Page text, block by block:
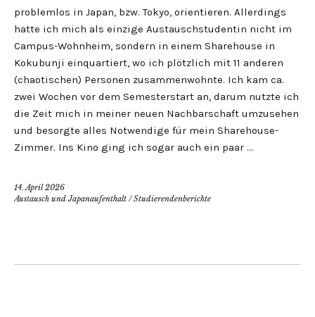
problemlos in Japan, bzw. Tokyo, orientieren. Allerdings
hatte ich mich als einzige Austauschstudentin nicht im
Campus-Wohnheim, sondern in einem Sharehouse in
Kokubunji einquartiert, wo ich plötzlich mit 11 anderen
(chaotischen) Personen zusammenwohnte. Ich kam ca.
zwei Wochen vor dem Semesterstart an, darum nutzte ich
die Zeit mich in meiner neuen Nachbarschaft umzusehen
und besorgte alles Notwendige für mein Sharehouse-
Zimmer. Ins Kino ging ich sogar auch ein paar …
14. April 2026
Austausch und Japanaufenthalt /Studierendenberichte